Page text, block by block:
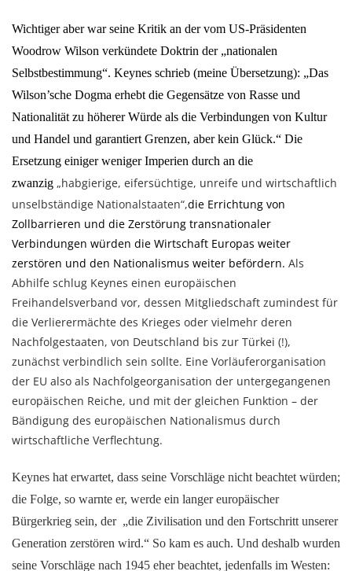
Wichtiger aber war seine Kritik an der vom US-Präsidenten
Woodrow Wilson verkündete Doktrin der „nationalen
Selbstbestimmung“. Keynes schrieb (meine Übersetzung): „Das
Wilson’sche Dogma erhebt die Gegensätze von Rasse und
Nationalität zu höherer Würde als die Verbindungen von Kultur
und Handel und garantiert Grenzen, aber kein Glück.“ Die
Ersetzung einiger weniger Imperien durch an die
zwanzig „habgierige, eifersüchtige, unreife und wirtschaftlich
unselbständige Nationalstaaten“,die Errichtung von
Zollbarrieren und die Zerstörung transnationaler
Verbindungen würden die Wirtschaft Europas weiter
zerstören und den Nationalismus weiter befördern. Als
Abhilfe schlug Keynes einen europäischen
Freihandelsverband vor, dessen Mitgliedschaft zumindest für
die Verlierermächte des Krieges oder vielmehr deren
Nachfolgestaaten, von Deutschland bis zur Türkei (!),
zunächst verbindlich sein sollte. Eine Vorläuferorganisation
der EU also als Nachfolgeorganisation der untergegangenen
europäischen Reiche, und mit der gleichen Funktion – der
Bändigung des europäischen Nationalismus durch
wirtschaftliche Verflechtung.
Keynes hat erwartet, dass seine Vorschläge nicht beachtet würden;
die Folge, so warnte er, werde ein langer europäischer
Bürgerkrieg sein, der „die Zivilisation und den Fortschritt unserer
Generation zerstören wird.“ So kam es auch. Und deshalb wurden
seine Vorschläge nach 1945 eher beachtet, jedenfalls im Westen: